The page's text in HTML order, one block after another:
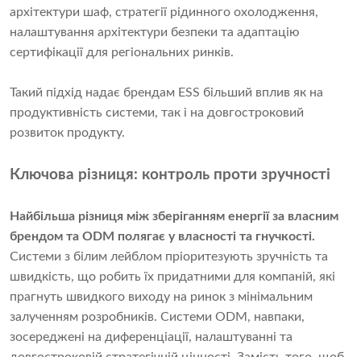
архітектури шаф, стратегії рідинного охолодження,
налаштування архітектури безпеки та адаптацію
сертифікації для регіональних ринків.
Такий підхід надає брендам ESS більший вплив як на
продуктивність системи, так і на довгостроковий
розвиток продукту.
Ключова різниця: контроль проти зручності
Найбільша різниця між зберіганням енергії за власним
брендом та ODM полягає у власності та гнучкості.
Системи з білим лейблом пріоритезують зручність та
швидкість, що робить їх придатними для компаній, які
прагнуть швидкого виходу на ринок з мінімальним
залученням розробників. Системи ODM, навпаки,
зосереджені на диференціації, налаштуванні та